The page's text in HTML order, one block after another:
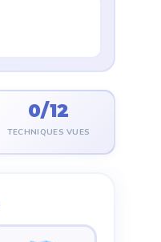
0/12
TECHNIQUES VUES